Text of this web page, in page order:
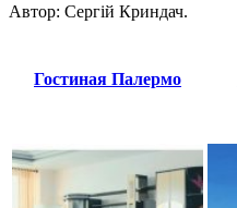
Автор: Сергій Криндач.
Гостиная Палермо